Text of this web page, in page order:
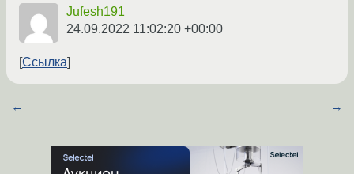
Jufesh191
24.09.2022 11:02:20 +00:00
Ссылка
← →